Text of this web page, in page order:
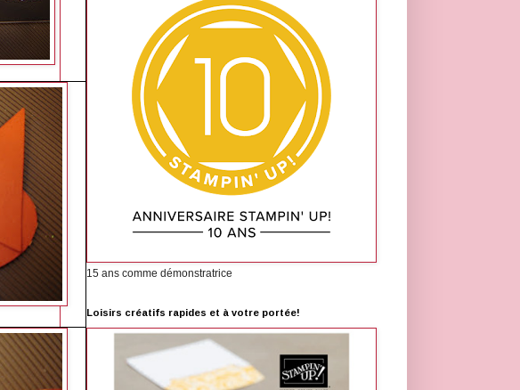
15 ans comme démonstratrice
Loisirs créatifs rapides et à votre portée!